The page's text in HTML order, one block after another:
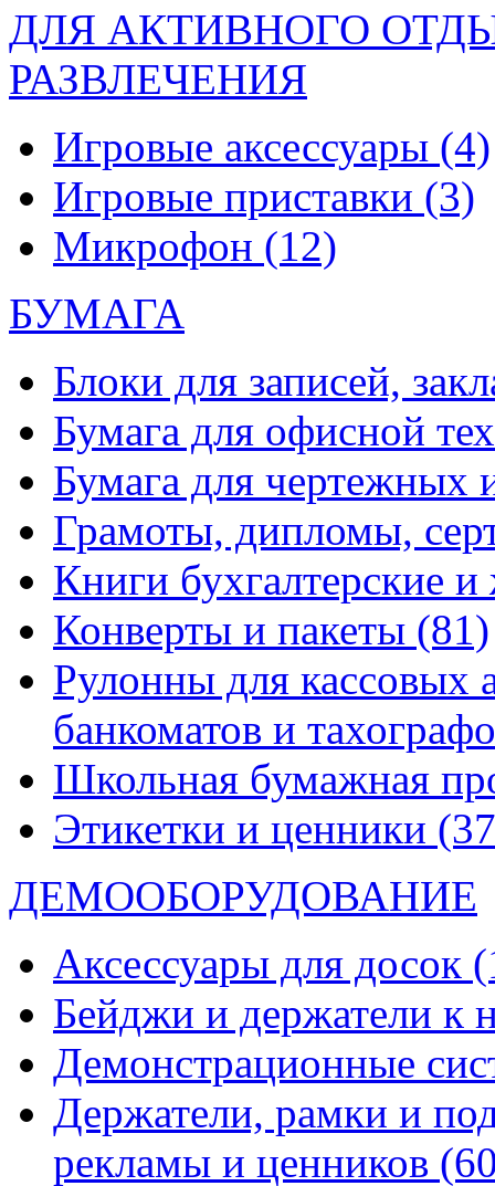
ДЛЯ АКТИВНОГО
РАЗВЛЕЧЕНИЯ
Игровые аксессуары (4)
Игровые приставки (3)
Микрофон (12)
БУМАГА
Блоки для записей,
Бумага для офисной
Бумага для чертежных
Грамоты, дипломы,
Книги бухгалтерские
Конверты и пакеты (81)
Рулонны для кассовых
банкоматов и
Школьная бумажная
Этикетки и ценники
ДЕМООБОРУДОВАНИЕ
Аксессуары для досок
Бейджи и держатели к
Демонстрационные
Держатели, рамки и
рекламы и ценников